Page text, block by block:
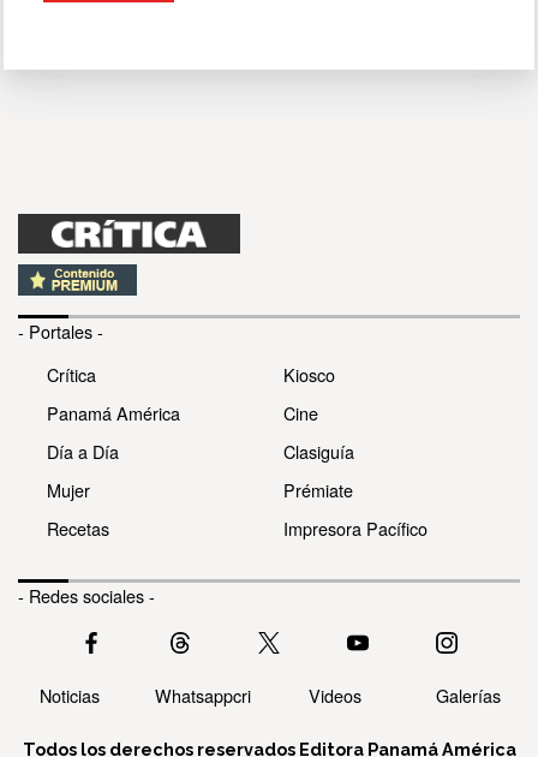
- Portales -
Crítica
Panamá América
Día a Día
Mujer
Recetas
Kiosco
Cine
Clasiguía
Prémiate
Impresora Pacífico
- Redes sociales -
Noticias Whatsappcri Videos Galerías
Todos los derechos reservados Editora Panamá América